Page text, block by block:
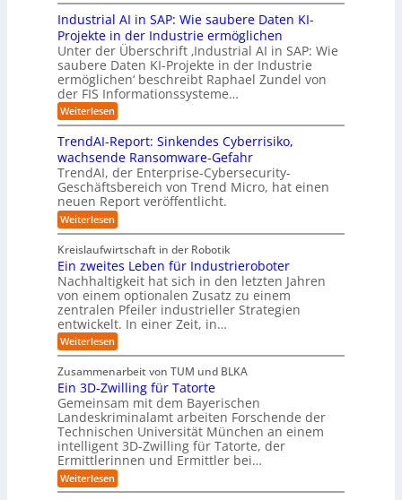
r
u
n
g
s
l
ö
s
u
n
g
e
n
u
s
t
r
i
e
a
u
t
o
m
a
t
i
s
i
e
r
u
n
g
a
l
u
s
i
n
s
s
E
c
o
s
y
s
t
e
m
o
n
F
o
r
m
w
a
y
s
b
O
r
g
w
ä
c
h
s
t
w
e
i
t
e
r
t
M
i
s
s
t
r
a
u
e
n
g
e
g
e
n
b
e
r
n
i
c
-
e
u
r
o
p
ä
a
r
s
h
i
l
f
t
b
e
i
d
e
r
O
r
i
e
n
i
e
r
u
n
g
Industrial AI in SAP: Wie saubere Daten KI-
Projekte in der Industrie ermöglichen
Unter der Überschrift ‚Industrial AI in SAP: Wie
saubere Daten KI-Projekte in der Industrie
ermöglichen‘ beschreibt Raphael Zundel von
der FIS Informationssysteme…
Weiterlesen:
I
n
d
u
s
t
r
i
a
l
A
I
i
n
S
P
:
W
i
e
s
a
u
b
e
r
e
D
a
TrendAI-Report: Sinkendes Cyberrisiko,
wachsende Ransomware-Gefahr
TrendAI, der Enterprise-Cybersecurity-
Geschäftsbereich von Trend Micro, hat einen
neuen Report veröffentlicht.
Weiterlesen:
T
e
n
d
A
-
R
e
p
o
t
:
S
i
n
k
e
n
d
Kreislaufwirtschaft in der Robotik
Ein zweites Leben für Industrieroboter
Nachhaltigkeit hat sich in den letzten Jahren
von einem optionalen Zusatz zu einem
zentralen Pfeiler industrieller Strategien
entwickelt. In einer Zeit, in…
Weiterlesen:
E
n
z
w
e
i
t
e
s
L
e
Zusammenarbeit von TUM und BLKA
Ein 3D-Zwilling für Tatorte
Gemeinsam mit dem Bayerischen
Landeskriminalamt arbeiten Forschende der
Technischen Universität München an einem
intelligent 3D-Zwilling für Tatorte, der
Ermittlerinnen und Ermittler bei…
Weiterlesen:
E